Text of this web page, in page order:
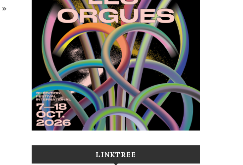
»
LINKTREE